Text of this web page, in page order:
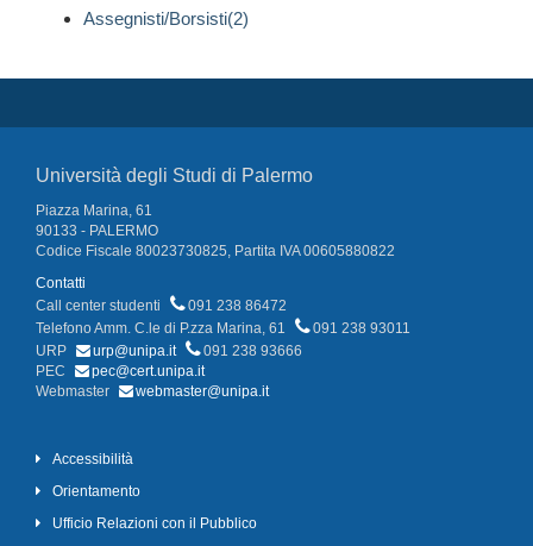
Assegnisti/Borsisti(2)
Università degli Studi di Palermo
Piazza Marina, 61
90133 - PALERMO
Codice Fiscale 80023730825, Partita IVA 00605880822
Contatti
Call center studenti
091 238 86472
Telefono Amm. C.le di P.zza Marina, 61
091 238 93011
URP
urp@unipa.it
091 238 93666
PEC
pec@cert.unipa.it
Webmaster
webmaster@unipa.it
Accessibilità
Orientamento
Ufficio Relazioni con il Pubblico